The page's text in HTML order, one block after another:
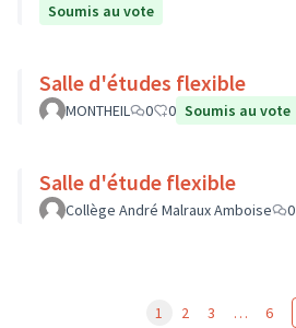
Soumis au vote
Salle d'études flexible
MONTHEIL 0 0 Soumis au vote
Salle d'étude flexible
Collège André Malraux Amboise 0
1 2 3 … 6